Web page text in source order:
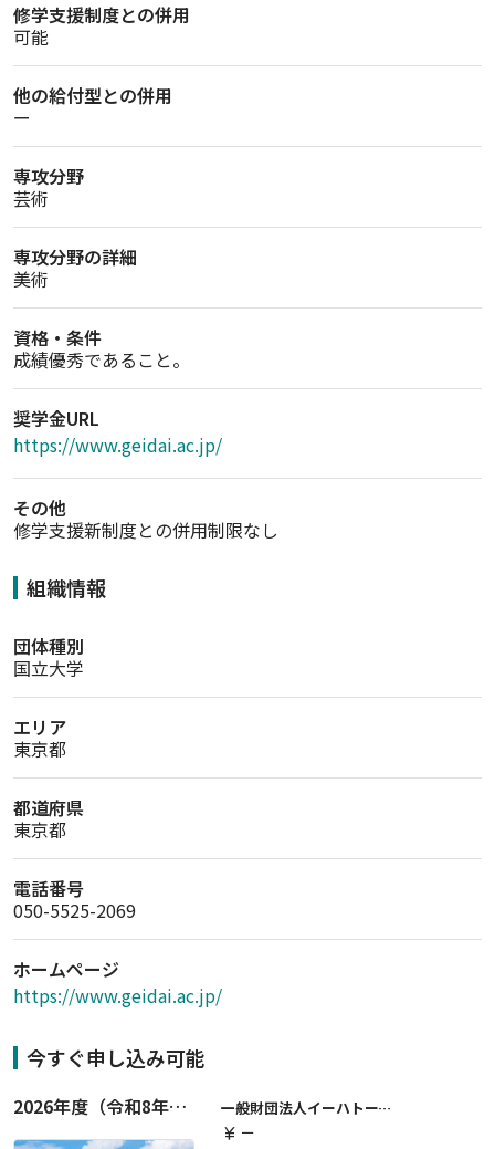
修学支援制度との併用
可能
他の給付型との併用
ー
専攻分野
芸術
専攻分野の詳細
美術
資格・条件
成績優秀であること。
奨学金URL
https://www.geidai.ac.jp/
その他
修学支援新制度との併用制限なし
組織情報
団体種別
国立大学
エリア
東京都
都道府県
東京都
電話番号
050-5525-2069
ホームページ
https://www.geidai.ac.jp/
今すぐ申し込み可能
2026年度（令和8年度）第２期 一般財団法人イーハトーブ育英会奨学生募集（給付型） 日本国内及び海外の大学・大学院に自宅外通学をする学生に生活費の一部(家賃半額相当)を給付【岩手県が本籍地の大学生または大学院生対象】
一般財団法人イーハトーブ育英会
currency_yen ー